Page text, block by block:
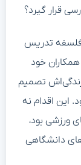
قرار گیرد؟
فلسفه تدریس
خود
تصمیم
این اقدام نه
ورزشی بود،
دانشگاهی